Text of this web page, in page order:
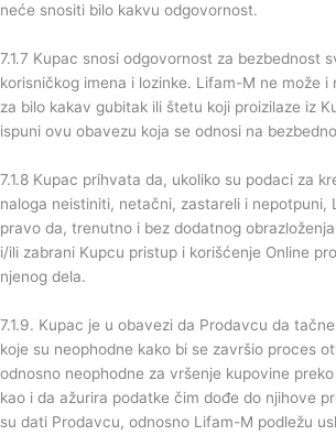
neće snositi bilo kakvu odgovornost.
7.1.7 Kupac snosi odgovornost za bezbednost
korisničkog imena i lozinke. Lifam-M ne može i
za bilo kakav gubitak ili štetu koji proizilaze iz
ispuni ovu obavezu koja se odnosi na
7.1.8 Kupac prihvata da, ukoliko su podaci za
naloga neistiniti, netačni, zastareli i nepotpuni,
pravo da, trenutno i bez dodatnog
i/ili zabrani Kupcu pristup i korišćenje Online
njenog dela.
7.1.9. Kupac je u obavezi da Prodavcu da
koje su neophodne kako bi se završio proces
odnosno neophodne za vršenje kupovine
kao i da ažurira podatke čim dođe do njihove
su dati Prodavcu, odnosno Lifam-M podležu